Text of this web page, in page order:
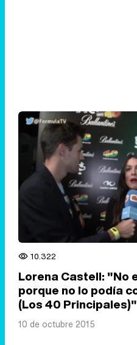
10.322
Lorena Castell: "No
porque no lo podía
(Los 40 Principales)"
10 de octubre 2015